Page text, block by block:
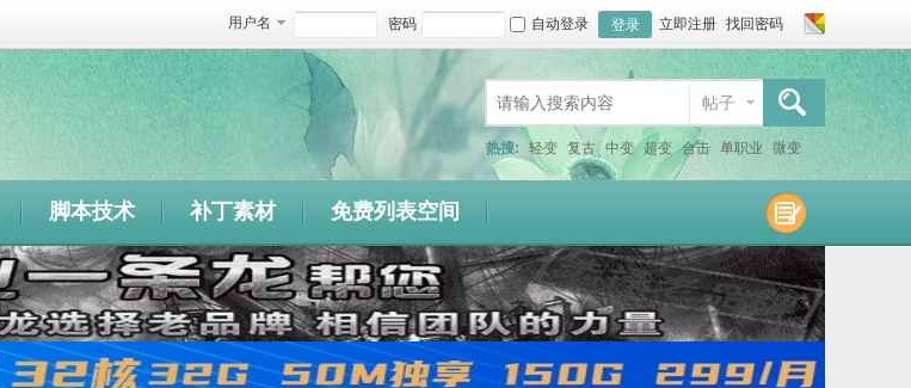
用户名 密码 自动登录 登录 立即注册 找回密码
帖子
搜索
热搜: 轻变 复古 中变 超变 合击 单职业 微变
沉默
脚本技术 补丁素材 免费列表空间